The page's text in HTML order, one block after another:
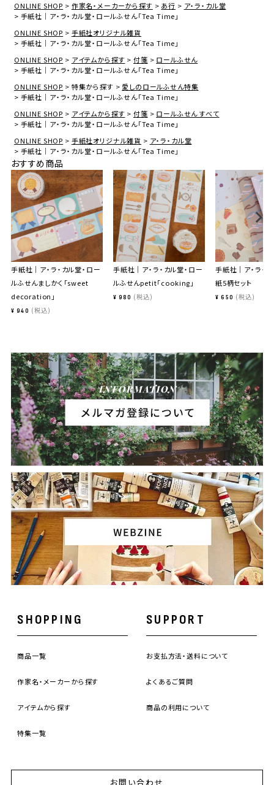
ONLINE SHOP
作家名・メーカーから探す あ行
ア・ラ・カル堂
手紙社｜ア・ラ・カル堂・ロールふせん「Tea Time」
ONLINE SHOP
手紙社オリジナル雑貨
手紙社｜ア・ラ・カル堂・ロールふせん「Tea Time」
ONLINE SHOP
アイテムから探す 付箋
ロールふせん
手紙社｜ア・ラ・カル堂・ロールふせん「Tea Time」
ONLINE SHOP
特集から探す
愛しのロールふせん特集
手紙社｜ア・ラ・カル堂・ロールふせん「Tea Time」
ONLINE SHOP
アイテムから探す 付箋
ロールふせん すべて
手紙社｜ア・ラ・カル堂・ロールふせん「Tea Time」
ONLINE SHOP
手紙社オリジナル雑貨
ア・ラ・カル堂
手紙社｜ア・ラ・カル堂・ロールふせん「Tea Time」
おすすめ商品
手紙社｜ア・ラ・カル堂・ロー
ルふせんましかく「sweet
decoration」
¥ 940 税込
手紙社｜ア・ラ・カル堂・ロー
ルふせんpetit「cooking」
¥ 980 税込
手紙社｜ア・ラ・
紙5柄セット
¥ 650 税込
SHOPPING
商品一覧
作家名・メーカーから探す
アイテムから探す
特集一覧
SUPPORT
お支払方法・送料について
よくあるご質問
商品の利用について
お問い合わせ